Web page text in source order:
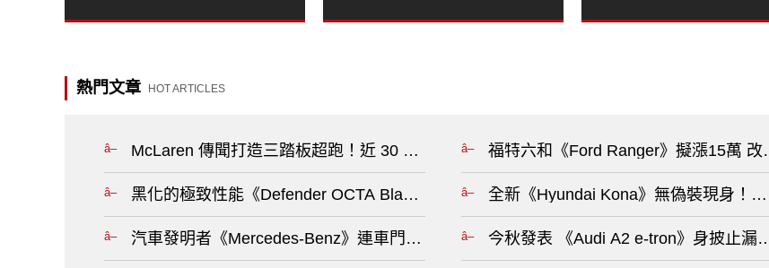
熱門文章 HOT ARTICLES
McLaren 傳聞打造三踏板超跑！近 30 年來首款手排車可能即將誕生?
黑化的極致性能《Defender OCTA Black》升級專屬沉浸式體感座椅 858萬元 全台僅5輛
汽車發明者《Mercedes-Benz》連車門都搞不定！美國召回逾31萬輛?
福特六和《Ford Ranger》擬漲15萬 改
全新《Hyundai Kona》無偽裝現身！
今秋發表 《Audi A2 e-tron》身披止漏